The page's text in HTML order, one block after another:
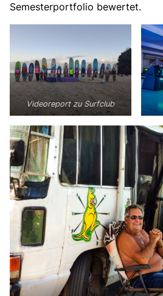
Semesterportfolio bewertet.
Videoreport zu Surfclub